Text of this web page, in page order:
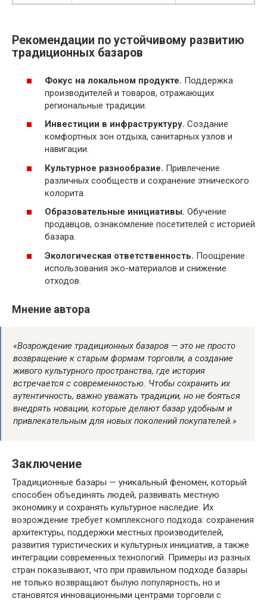
Рекомендации по устойчивому развитию
традиционных базаров
Фокус на локальном продукте. Поддержка
производителей и товаров, отражающих
региональные традиции.
Инвестиции в инфраструктуру. Создание
комфортных зон отдыха, санитарных узлов и
навигации.
Культурное разнообразие. Привлечение
различных сообществ и сохранение этнического
колорита.
Образовательные инициативы. Обучение
продавцов, ознакомление посетителей с историей
базара.
Экологическая ответственность. Поощрение
использования эко-материалов и снижение
отходов.
Мнение автора
«Возрождение традиционных базаров — это не просто
возвращение к старым формам торговли, а создание
живого культурного пространства, где история
встречается с современностью. Чтобы сохранить их
аутентичность, важно уважать традиции, но не бояться
внедрять новации, которые делают базар удобным и
привлекательным для новых поколений покупателей.»
Заключение
Традиционные базары — уникальный феномен, который
способен объединять людей, развивать местную
экономику и сохранять культурное наследие. Их
возрождение требует комплексного подхода: сохранения
архитектуры, поддержки местных производителей,
развития туристических и культурных инициатив, а также
интеграции современных технологий. Примеры из разных
стран показывают, что при правильном подходе базары
не только возвращают былую популярность, но и
становятся инновационными центрами торговли с